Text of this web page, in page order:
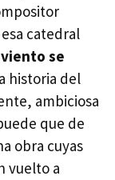
catedral
se
historia del
ambiciosa
que de
obra cuyas
vuelto a